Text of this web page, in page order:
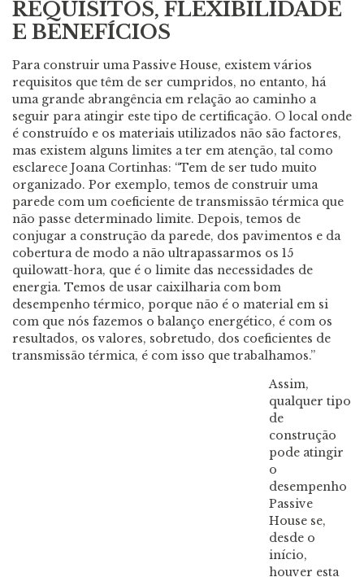
REQUISITOS, FLEXIBILIDADE
E BENEFÍCIOS
Para construir uma Passive House, existem vários
requisitos que têm de ser cumpridos, no entanto, há
uma grande abrangência em relação ao caminho a
seguir para atingir este tipo de certificação. O local onde
é construído e os materiais utilizados não são factores,
mas existem alguns limites a ter em atenção, tal como
esclarece Joana Cortinhas: “Tem de ser tudo muito
organizado. Por exemplo, temos de construir uma
parede com um coeficiente de transmissão térmica que
não passe determinado limite. Depois, temos de
conjugar a construção da parede, dos pavimentos e da
cobertura de modo a não ultrapassarmos os 15
quilowatt-hora, que é o limite das necessidades de
energia. Temos de usar caixilharia com bom
desempenho térmico, porque não é o material em si
com que nós fazemos o balanço energético, é com os
resultados, os valores, sobretudo, dos coeficientes de
transmissão térmica, é com isso que trabalhamos.”
Assim,
qualquer tipo
de
construção
pode atingir
o
desempenho
Passive
House se,
desde o
início,
houver esta